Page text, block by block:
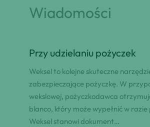
Wiadomości
Przy udzielaniu pożyczek
Weksel to kolejne skuteczne
zabezpieczające pożyczkę. W
wekslowej, pożyczkodawca
blanco, który może wypełnić w
Weksel stanowi dokument…